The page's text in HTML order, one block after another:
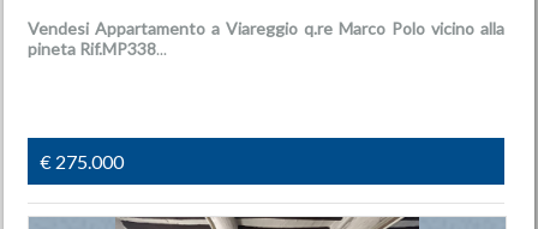
Vendesi Appartamento a Viareggio q.re Marco Polo vicino alla
pineta Rif.MP338...
€ 275.000